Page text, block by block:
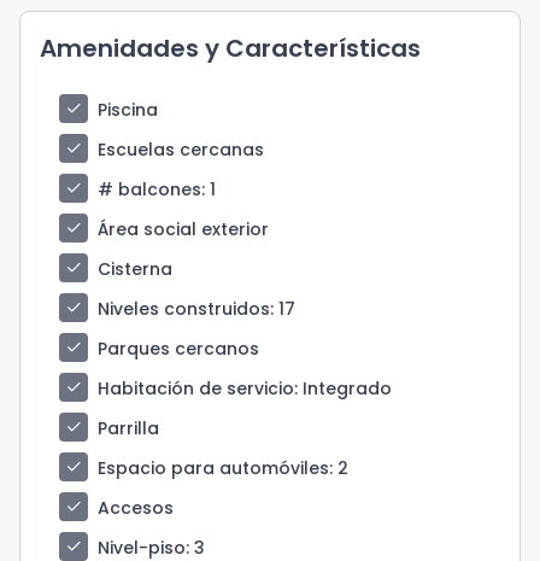
Amenidades y Características
check
Piscina
check
Escuelas cercanas
check
# balcones: 1
check
Área social exterior
check
Cisterna
check
Niveles construidos: 17
check
Parques cercanos
check
Habitación de servicio: Integrado
check
Parrilla
check
Espacio para automóviles: 2
check
Accesos
check
Nivel-piso: 3